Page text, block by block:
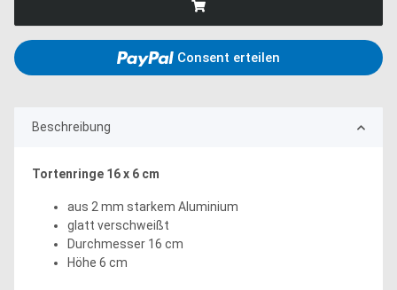
Consent erteilen
Beschreibung
Tortenringe 16 x 6 cm
aus 2 mm starkem Aluminium
glatt verschweißt
Durchmesser 16 cm
Höhe 6 cm